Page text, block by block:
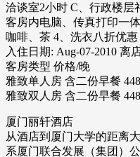
洽谈室2小时 C、行政楼层
客房内电脑、传真打印一
咖啡、茶 4、洗衣八折优惠
入住日期: Aug-07-2010 离
客房类型 价格/晚
雅致单人房 含二份早餐
雅致双人房 含二份早餐
厦门丽轩酒店
从酒店到厦门大学的距离
系厦门联合发展（集团）